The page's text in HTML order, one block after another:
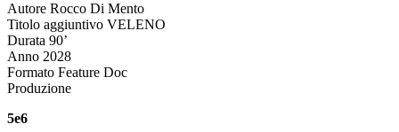
Autore Rocco Di Mento
Titolo aggiuntivo VELENO
Durata 90’
Anno 2028
Formato Feature Doc
Produzione
5e6